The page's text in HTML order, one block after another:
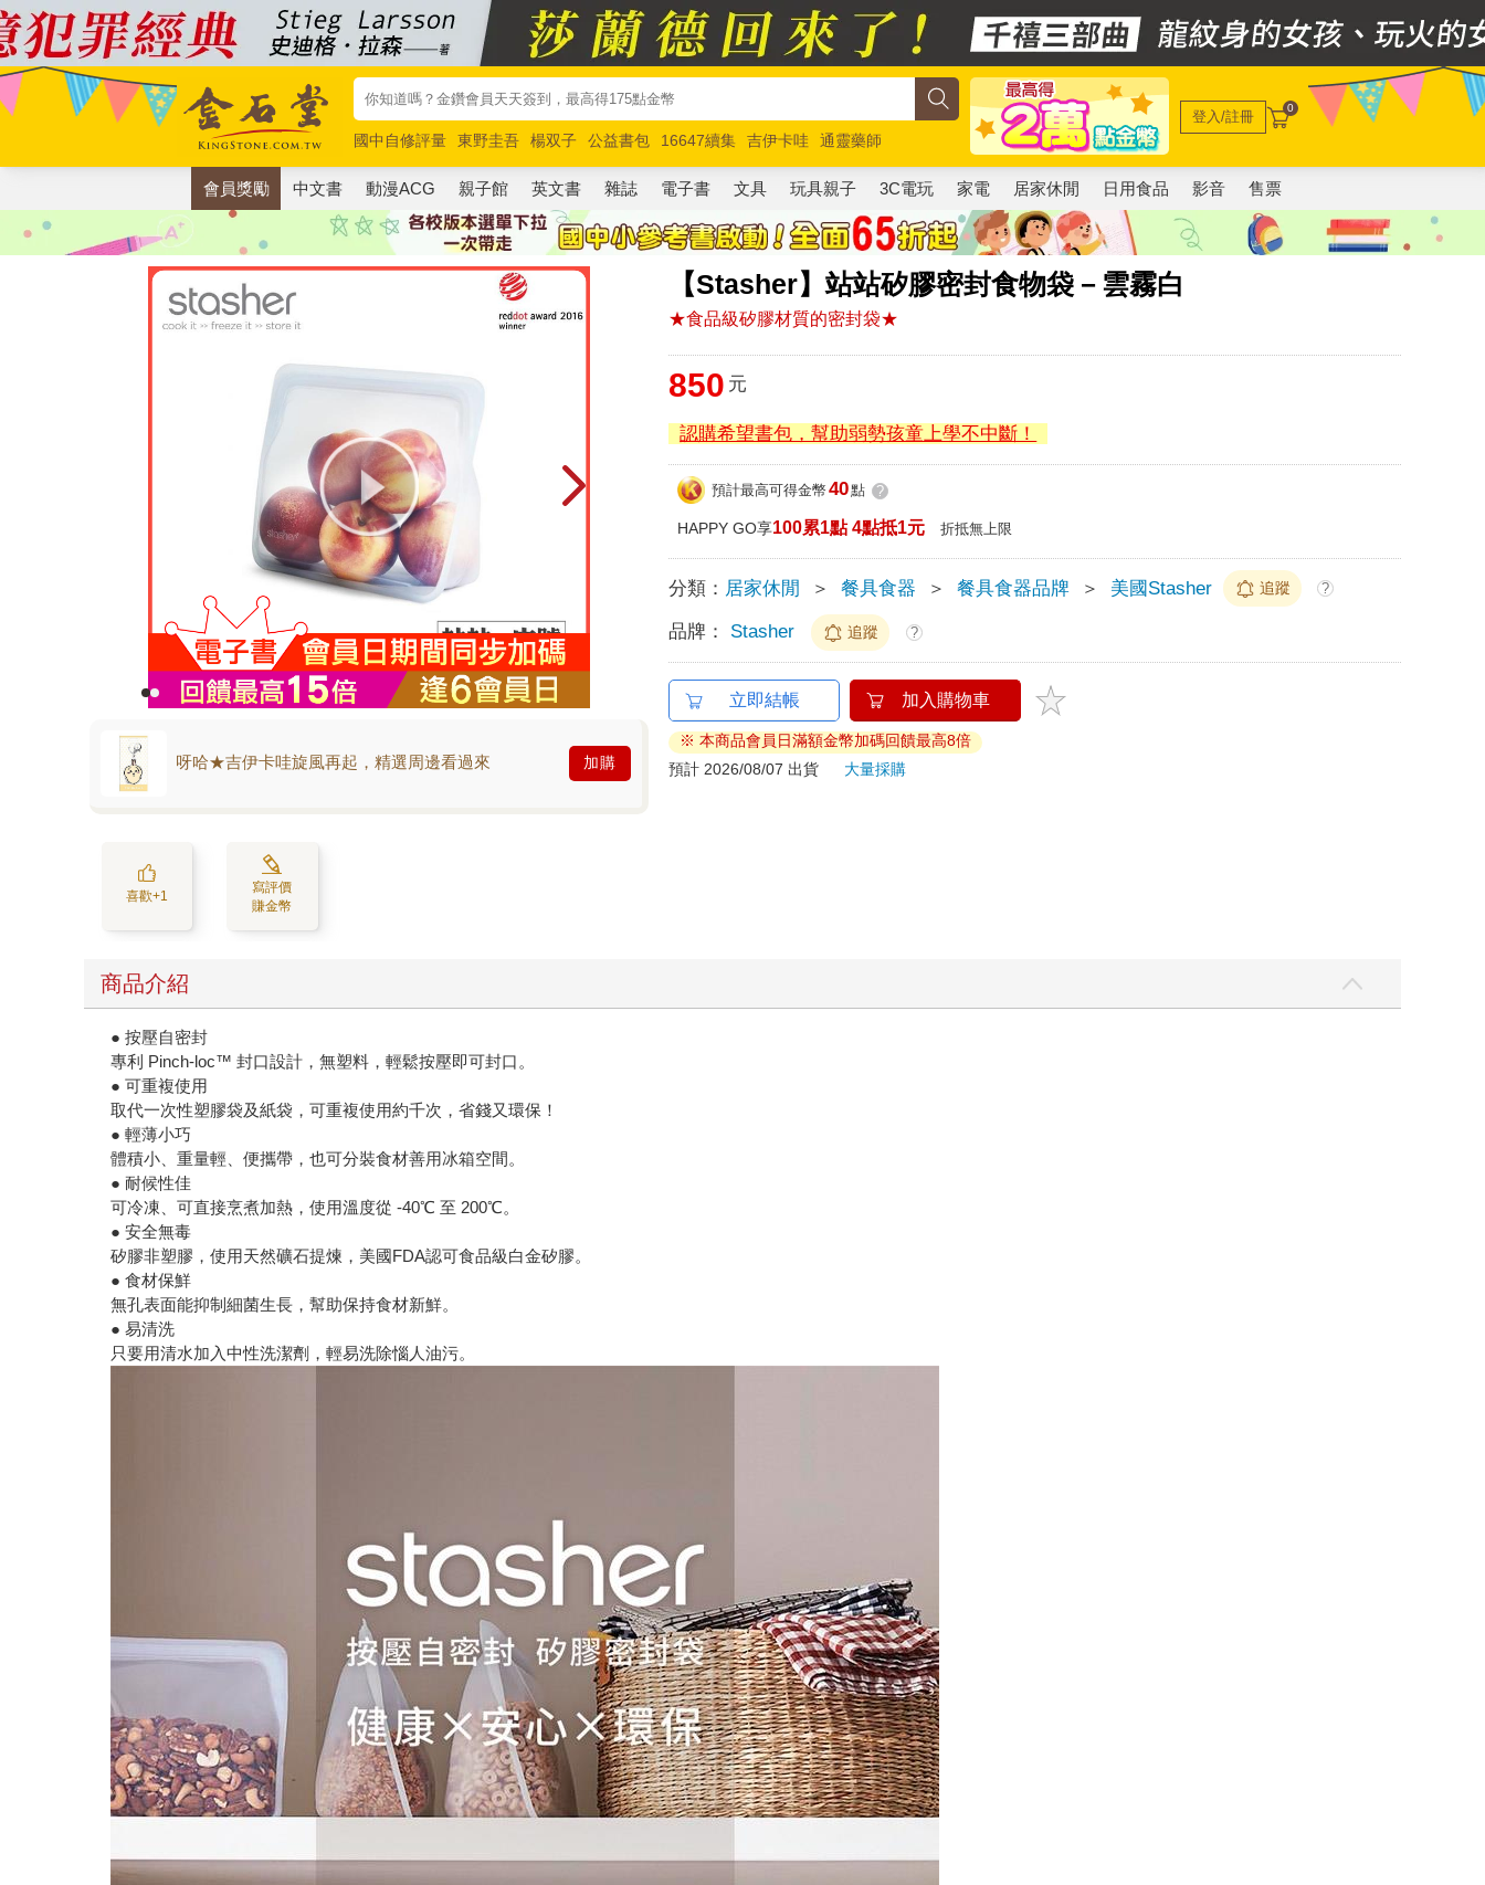
國中自修評量 東野圭吾 楊双子 公益書包 16647續集 吉伊卡哇
通靈藥師
唯紅花綻放
奧德賽 路邊攤新作 馬斯克 玩具總動員5 超慢跑
登入/註冊 0
會員獎勵 中文書 動漫ACG 親子館 英文書 雜誌 電子書 文具 玩具親子 3C電玩 家電 居家休閒 日用食品 影音 售票
【Stasher】站站矽膠密封食物袋－雲霧白
★食品級矽膠材質的密封袋★
呀哈★吉伊卡哇旋風再起，精選周邊看過來 加購
喜歡+1
寫評價
賺金幣
850 元
認購希望書包，幫助弱勢孩童上學不中斷！
預計最高可得金幣 40點 ?
HAPPY GO享100累1點 4點抵1元 折抵無上限
分類： 居家休閒 ＞ 餐具食器 ＞ 餐具食器品牌 ＞ 美國Stasher 追蹤 ?
品牌： Stasher 追蹤 ?
立即結帳 加入購物車
※ 本商品會員日滿額金幣加碼回饋最高8倍
預計 2026/08/07 出貨
大量採購
商品介紹
● 按壓自密封
專利 Pinch-loc™ 封口設計，無塑料，輕鬆按壓即可封口。
● 可重複使用
取代一次性塑膠袋及紙袋，可重複使用約千次，省錢又環保！
● 輕薄小巧
體積小、重量輕、便攜帶，也可分裝食材善用冰箱空間。
● 耐候性佳
可冷凍、可直接烹煮加熱，使用溫度從 -40℃ 至 200℃。
● 安全無毒
矽膠非塑膠，使用天然礦石提煉，美國FDA認可食品級白金矽膠。
● 食材保鮮
無孔表面能抑制細菌生長，幫助保持食材新鮮。
● 易清洗
只要用清水加入中性洗潔劑，輕易洗除惱人油污。